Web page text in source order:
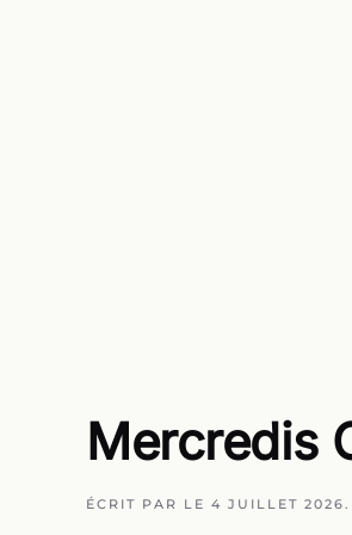
Mercredis
ÉCRIT PAR LE 4 JUILLET 2026.